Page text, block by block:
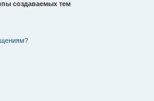
создаваемых тем